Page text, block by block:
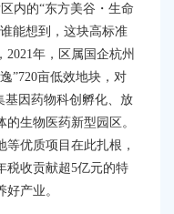
内的“东方美谷・生命
能想到，这块高标准
2021年，区属国企杭州
”720亩低效地块，对
基因药物科创孵化、放
生物医药新型园区。
优质项目在此扎根，
税收贡献超5亿元的特
产业。